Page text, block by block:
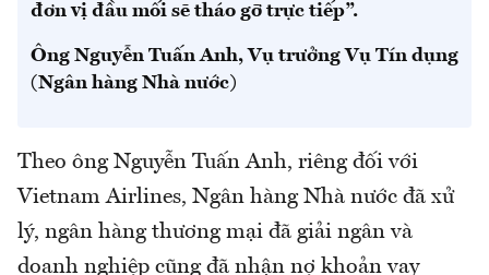
đơn vị đầu mối sẽ tháo gỡ trực tiếp”.
Ông Nguyễn Tuấn Anh, Vụ trưởng Vụ Tín dụng
(Ngân hàng Nhà nước)
Theo ông Nguyễn Tuấn Anh, riêng đối với
Vietnam Airlines, Ngân hàng Nhà nước đã xử
lý, ngân hàng thương mại đã giải ngân và
doanh nghiệp cũng đã nhận nợ khoản vay